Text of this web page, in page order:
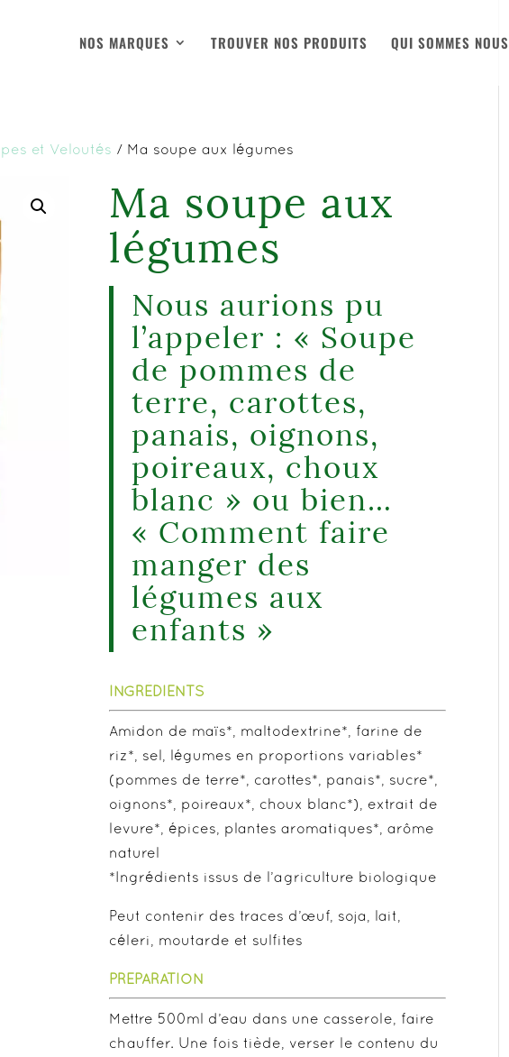
NOS MARQUES TROUVER NOS PRODUITS QUI SOMMES NOUS
et Veloutés / Ma soupe aux légumes
Ma soupe aux
légumes
Nous aurions pu
l’appeler : « Soupe
de pommes de
terre, carottes,
panais, oignons,
poireaux, choux
blanc » ou bien…
« Comment faire
manger des
légumes aux
enfants »
INGRÉDIENTS
Amidon de maïs*, maltodextrine*, farine de
riz*, sel, légumes en proportions variables*
(pommes de terre*, carottes*, panais*, sucre*,
oignons*, poireaux*, choux blanc*), extrait de
levure*, épices, plantes aromatiques*, arôme
naturel
*Ingrédients issus de l’agriculture biologique
Peut contenir des traces d’œuf, soja, lait,
céleri, moutarde et sulfites
PREPARATION
Mettre 500ml d’eau dans une casserole, faire
chauffer. Une fois tiède, verser le contenu du